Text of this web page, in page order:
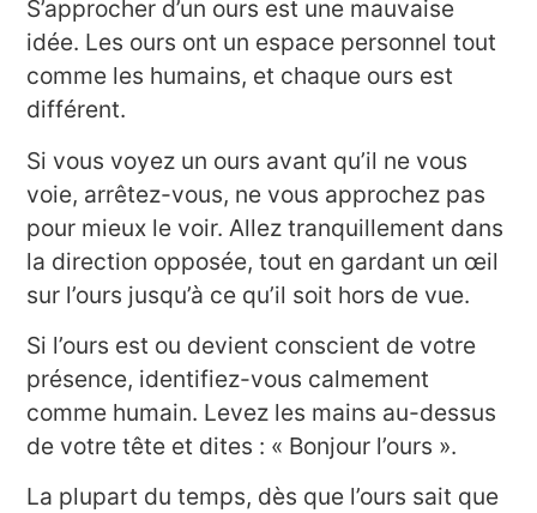
S’approcher d’un ours est une mauvaise
idée. Les ours ont un espace personnel tout
comme les humains, et chaque ours est
différent.
Si vous voyez un ours avant qu’il ne vous
voie, arrêtez-vous, ne vous approchez pas
pour mieux le voir. Allez tranquillement dans
la direction opposée, tout en gardant un œil
sur l’ours jusqu’à ce qu’il soit hors de vue.
Si l’ours est ou devient conscient de votre
présence, identifiez-vous calmement
comme humain. Levez les mains au-dessus
de votre tête et dites : « Bonjour l’ours ».
La plupart du temps, dès que l’ours sait que